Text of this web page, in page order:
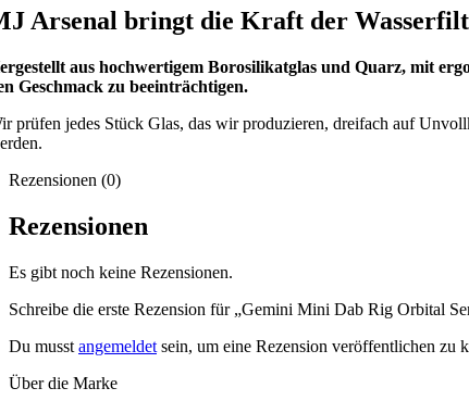
Arsenal bringt die Kraft der
aus hochwertigem Borosilikatglas und Quarz, mit
Geschmack zu beeinträchtigen.
prüfen jedes Stück Glas, das wir produzieren, dreifach auf
Rezensionen (0)
Rezensionen
Es gibt noch keine Rezensionen.
Schreibe die erste Rezension für „Gemini Mini Dab Rig Orbital
Du musst angemeldet sein, um eine Rezension veröffentlichen zu
Über die Marke